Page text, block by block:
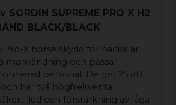
SUPREME PRO X H2
BLACK/BLACK
Pro-X hörselskydd för nacke är
och passar
personal. De ger 25 dB
har två högfrekventa
ljud och förstärkning av låga